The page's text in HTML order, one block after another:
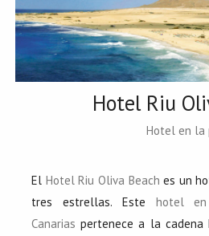
Hotel Riu
Hotel en la
El Hotel Riu Oliva Beach es un
tres estrellas. Este hotel en
Canarias pertenece a la cadena